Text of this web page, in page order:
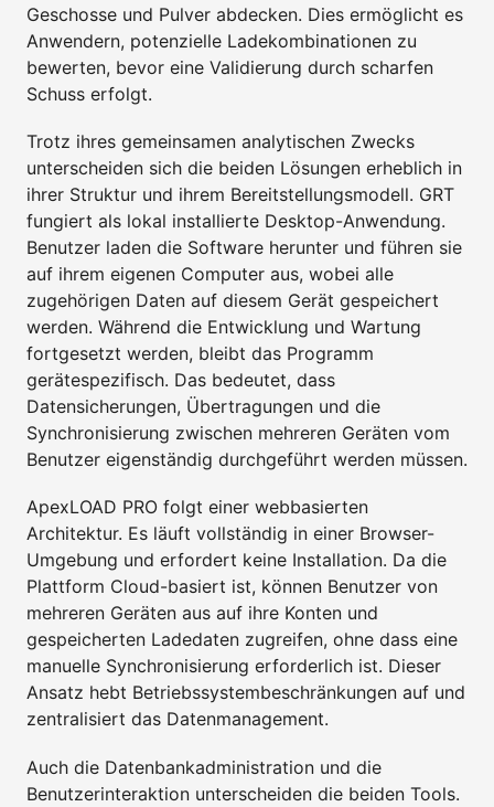
Geschosse und Pulver abdecken. Dies ermöglicht es
Anwendern, potenzielle Ladekombinationen zu
bewerten, bevor eine Validierung durch scharfen
Schuss erfolgt.
Trotz ihres gemeinsamen analytischen Zwecks
unterscheiden sich die beiden Lösungen erheblich in
ihrer Struktur und ihrem Bereitstellungsmodell. GRT
fungiert als lokal installierte Desktop-Anwendung.
Benutzer laden die Software herunter und führen sie
auf ihrem eigenen Computer aus, wobei alle
zugehörigen Daten auf diesem Gerät gespeichert
werden. Während die Entwicklung und Wartung
fortgesetzt werden, bleibt das Programm
gerätespezifisch. Das bedeutet, dass
Datensicherungen, Übertragungen und die
Synchronisierung zwischen mehreren Geräten vom
Benutzer eigenständig durchgeführt werden müssen.
ApexLOAD PRO folgt einer webbasierten
Architektur. Es läuft vollständig in einer Browser-
Umgebung und erfordert keine Installation. Da die
Plattform Cloud-basiert ist, können Benutzer von
mehreren Geräten aus auf ihre Konten und
gespeicherten Ladedaten zugreifen, ohne dass eine
manuelle Synchronisierung erforderlich ist. Dieser
Ansatz hebt Betriebssystembeschränkungen auf und
zentralisiert das Datenmanagement.
Auch die Datenbankadministration und die
Benutzerinteraktion unterscheiden die beiden Tools.